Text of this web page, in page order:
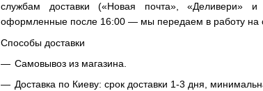
службам доставки («Новая почта», «Деливери»
оформленные после 16:00 — мы передаем в работу на
Способы доставки
Самовывоз из магазина.
Доставка по Киеву: срок доставки 1-3 дня,